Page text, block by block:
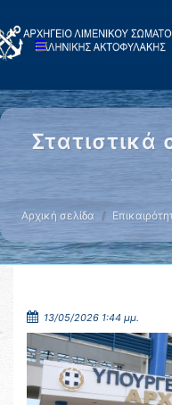
Στατιστικά
Αρχική σελίδα
13/05/2026 1:44 μμ.